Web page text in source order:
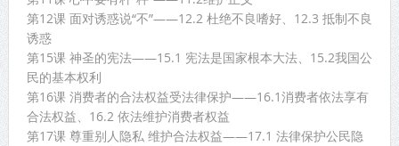
第12课 面对诱惑说“不”——12.2 杜绝不良嗜好、12.3 抵制不良
诱惑
第15课 神圣的宪法——15.1 宪法是国家根本大法、15.2我国公
民的基本权利
第16课 消费者的合法权益受法律保护——16.1消费者依法享有
合法权益、16.2 依法维护消费者权益
第17课 尊重别人隐私 维护合法权益——17.1 法律保护公民隐